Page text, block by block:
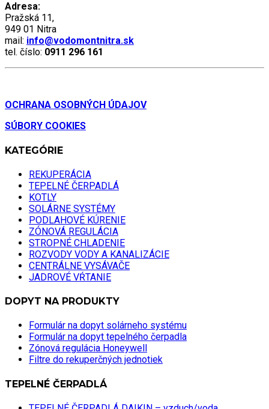
Adresa:
Pražská 11,
949 01 Nitra
mail: info@vodomontnitra.sk
tel. číslo: 0911 296 161
OCHRANA OSOBNÝCH ÚDAJOV
SÚBORY COOKIES
KATEGÓRIE
REKUPERÁCIA
TEPELNÉ ČERPADLÁ
KOTLY
SOLÁRNE SYSTÉMY
PODLAHOVÉ KÚRENIE
ZÓNOVÁ REGULÁCIA
STROPNÉ CHLADENIE
ROZVODY VODY A KANALIZÁCIE
CENTRÁLNE VYSÁVAČE
JADROVÉ VŔTANIE
DOPYT NA PRODUKTY
Formulár na dopyt solárneho systému
Formulár na dopyt tepelného čerpadla
Zónová regulácia Honeywell
Filtre do rekuperčných jednotiek
TEPELNÉ ČERPADLÁ